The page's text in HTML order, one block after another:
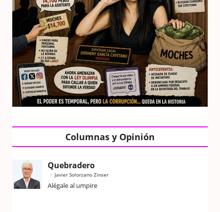
Columnas y Opinión
Quebradero
Javier Solorzano Zinser
Alégale al umpire